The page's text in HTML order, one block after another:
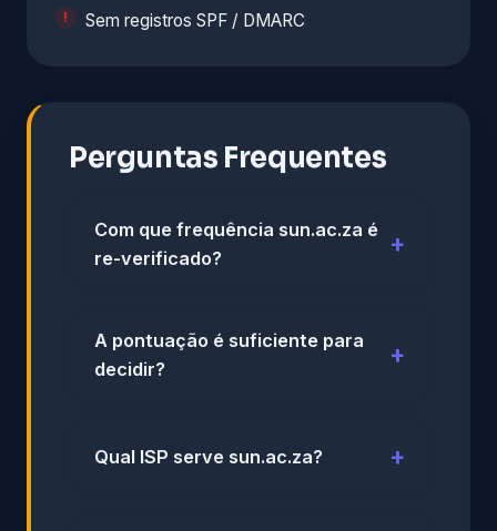
Sem registros SPF / DMARC
Perguntas Frequentes
Com que frequência sun.ac.za é
re-verificado?
A pontuação é suficiente para
decidir?
Qual ISP serve sun.ac.za?